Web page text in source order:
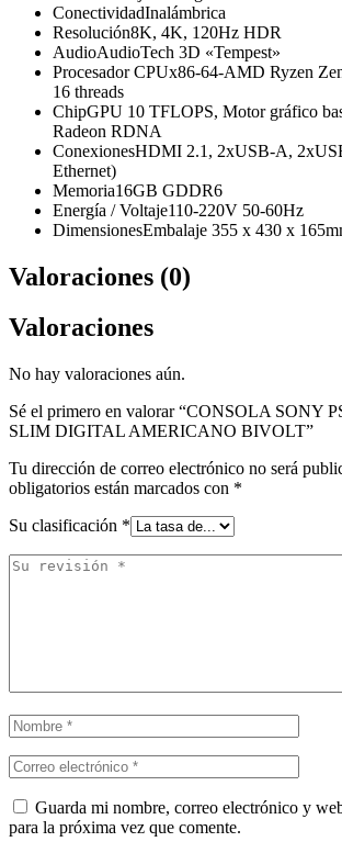
ConectividadInalámbrica
Resolución8K, 4K, 120Hz HDR
AudioAudioTech 3D «Tempest»
Procesador CPUx86-64-AMD Ryzen
16 threads
ChipGPU 10 TFLOPS, Motor gráfico
Radeon RDNA
ConexionesHDMI 2.1, 2xUSB-A,
Ethernet)
Memoria16GB GDDR6
Energía / Voltaje110-220V 50-60Hz
DimensionesEmbalaje 355 x 430 x
Valoraciones (0)
Valoraciones
No hay valoraciones aún.
Sé el primero en valorar “CONSOLA SONY
SLIM DIGITAL AMERICANO BIVOLT”
Tu dirección de correo electrónico no será
obligatorios están marcados con *
Su clasificación *
Guarda mi nombre, correo electrónico y
para la próxima vez que comente.